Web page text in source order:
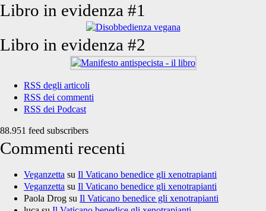
Libro in evidenza #1
Libro in evidenza #2
RSS degli articoli
RSS dei commenti
RSS dei Podcast
88.951 feed subscribers
Commenti recenti
Veganzetta su Il Vaticano benedice gli xenotrapianti
Veganzetta su Il Vaticano benedice gli xenotrapianti
Paola Drog su Il Vaticano benedice gli xenotrapianti